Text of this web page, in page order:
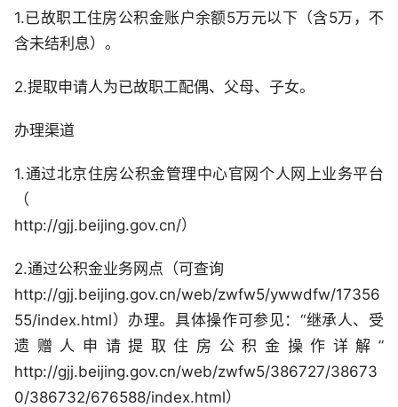
1.已故职工住房公积金账户余额5万元以下（含5万，不
含未结利息）。
2.提取申请人为已故职工配偶、父母、子女。
办理渠道
1.通过北京住房公积金管理中心官网个人网上业务平台
（
http://gjj.beijing.gov.cn/）
2.通过公积金业务网点（可查询
http://gjj.beijing.gov.cn/web/zwfw5/ywwdfw/17356
55/index.html）办理。具体操作可参见：“继承人、受
遗赠人申请提取住房公积金操作详解”
http://gjj.beijing.gov.cn/web/zwfw5/386727/38673
0/386732/676588/index.html）